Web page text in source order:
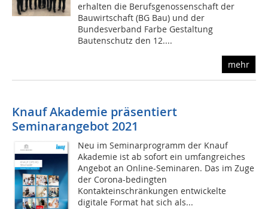
erhalten die Berufsgenossenschaft der
Bauwirtschaft (BG Bau) und der
Bundesverband Farbe Gestaltung
Bautenschutz den 12....
mehr
Knauf Akademie präsentiert
Seminarangebot 2021
Neu im Seminarprogramm der Knauf
Akademie ist ab sofort ein umfangreiches
Angebot an Online-Seminaren. Das im Zuge
der Corona-bedingten
Kontakteinschränkungen entwickelte
digitale Format hat sich als...